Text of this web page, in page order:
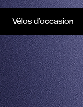
Vélos d'occasion